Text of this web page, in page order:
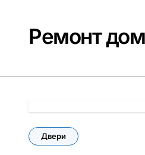
содержаниюРемонт
Двери